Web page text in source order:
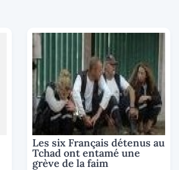
Les six Français détenus au
Tchad ont entamé une
grève de la faim